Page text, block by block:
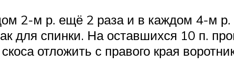
2-м р. ещё 2 раза и в каждом 4-м р.
для спинки. На оставшихся 10 п.
отложить с правого края